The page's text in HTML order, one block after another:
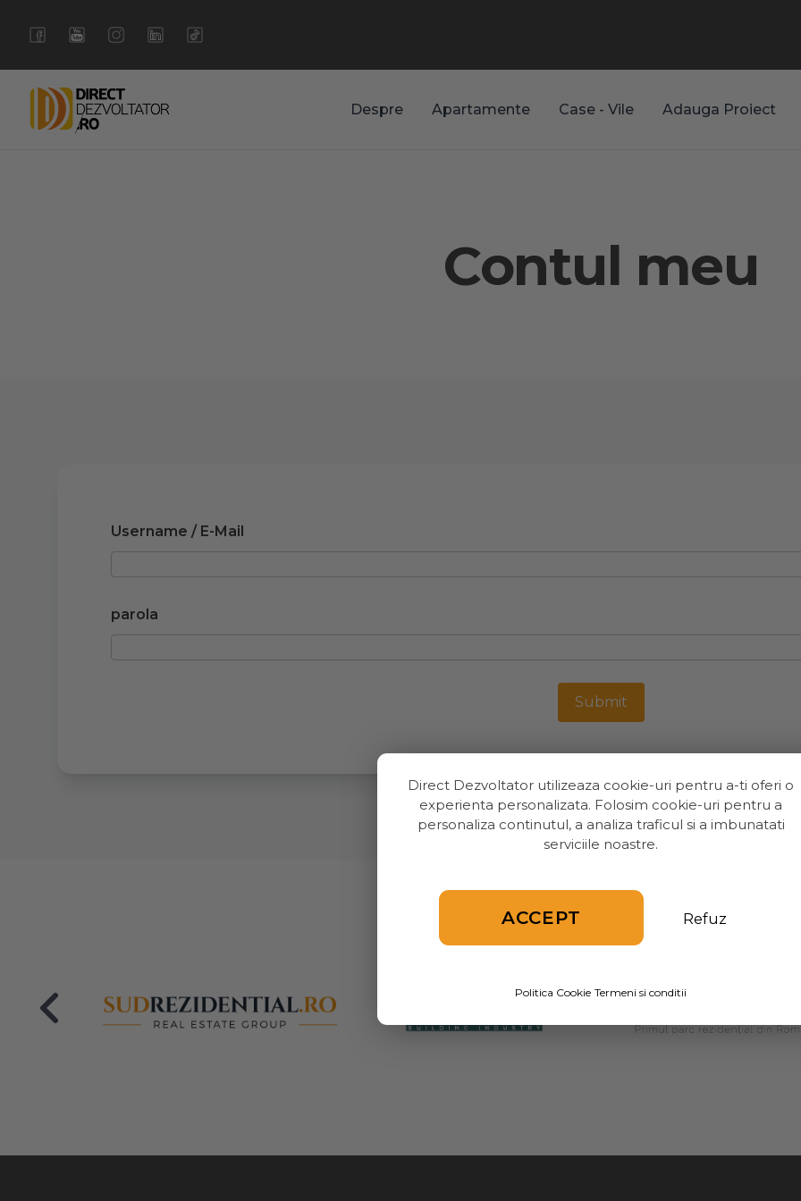
Despre Apartamente Case - Vile Adauga Proiect
Contul meu
Username / E-Mail
parola
Direct Dezvoltator utilizeaza cookie-uri pentru a-ti oferi o
experienta personalizata. Folosim cookie-uri pentru a
personaliza continutul, a analiza traficul si a imbunatati
serviciile noastre.
ACCEPT Refuz
Politica Cookie Termeni si conditii